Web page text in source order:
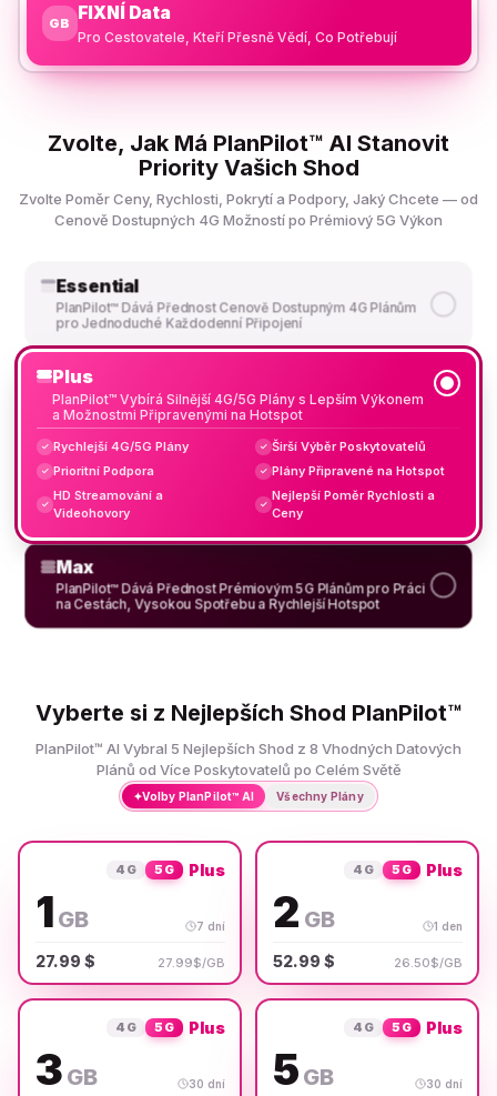
GB FIXNÍ Data
Pro Cestovatele, Kteří Přesně Vědí, Co Potřebují
Zvolte, Jak Má PlanPilot™ AI Stanovit
Priority Vašich Shod
Zvolte Poměr Ceny, Rychlosti, Pokrytí a Podpory, Jaký Chcete — od
Cenově Dostupných 4G Možností po Prémiový 5G Výkon
Essential
PlanPilot™ Dává Přednost Cenově Dostupným 4G Plánům
pro Jednoduché Každodenní Připojení
Plus
PlanPilot™ Vybírá Silnější 4G/5G Plány s Lepším Výkonem
a Možnostmi Připravenými na Hotspot
✓ Rychlejší 4G/5G Plány ✓ Širší Výběr Poskytovatelů
✓ Prioritní Podpora ✓ Plány Připravené na Hotspot
✓
HD Streamování a
Videohovory
✓
Nejlepší Poměr Rychlosti a
Ceny
Max
PlanPilot™ Dává Přednost Prémiovým 5G Plánům pro Práci
na Cestách, Vysokou Spotřebu a Rychlejší Hotspot
Vyberte si z Nejlepších Shod PlanPilot™
PlanPilot™ AI Vybral 5 Nejlepších Shod z 8 Vhodných Datových
Plánů od Více Poskytovatelů po Celém Světě
✦Volby PlanPilot™ AI Všechny Plány
4G 5G Plus
1 GB 7 dní
27.99 $ 27.99$/GB
4G 5G Plus
2 GB 1 den
52.99 $ 26.50$/GB
4G 5G Plus
3 GB 30 dní
4G 5G Plus
5 GB 30 dní